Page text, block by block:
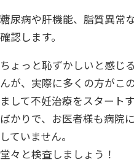
糖尿病や肝機能、脂質異常
確認します。
ちょっと恥ずかしいと感じ
んが、実際に多くの方がこ
まして不妊治療をスタート
ばかりで、お医者様も病院
していません。
堂々と検査しましょう！